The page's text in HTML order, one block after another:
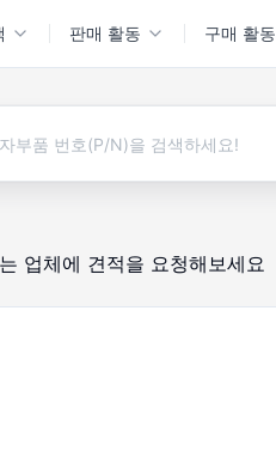
판매 활동 구매 활동
업체에 견적을 요청해보세요